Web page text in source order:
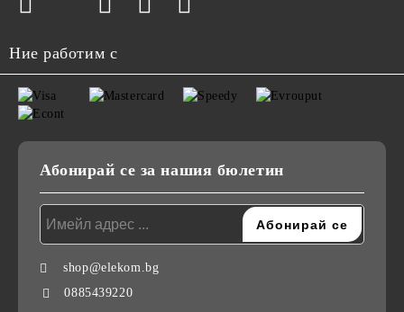
Ние работим с
Абонирай се за нашия бюлетин
shop@elekom.bg
0885439220